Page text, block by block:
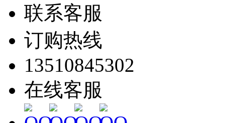
联系客服
订购热线
13510845302
在线客服